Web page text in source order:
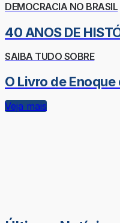
DEMOCRACIA NO BRASIL
40 ANOS DE
SAIBA TUDO SOBRE
O Livro de
Veja mais